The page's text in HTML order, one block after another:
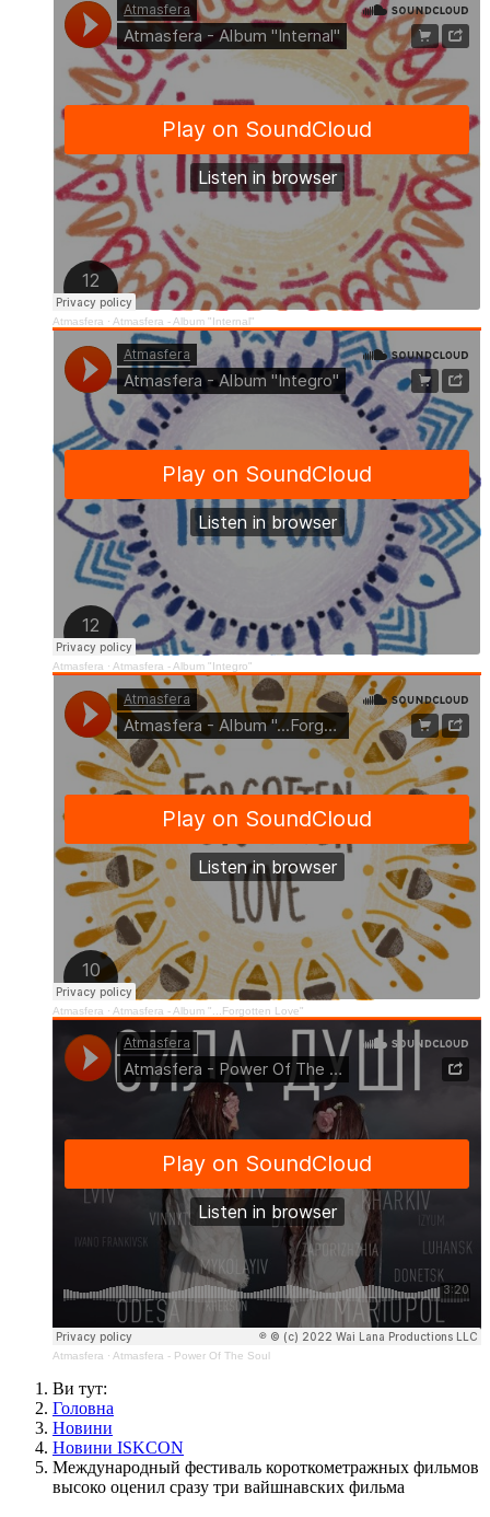
Atmasfera · Atmasfera - Album "Internal"
Atmasfera · Atmasfera - Album "Integro"
Atmasfera · Atmasfera - Album "...Forgotten Love"
Atmasfera · Atmasfera - Power Of The Soul
Ви тут:
Головна
Новини
Новини ISKCON
Международный фестиваль короткометражных фильмов
высоко оценил сразу три вайшнавских фильма